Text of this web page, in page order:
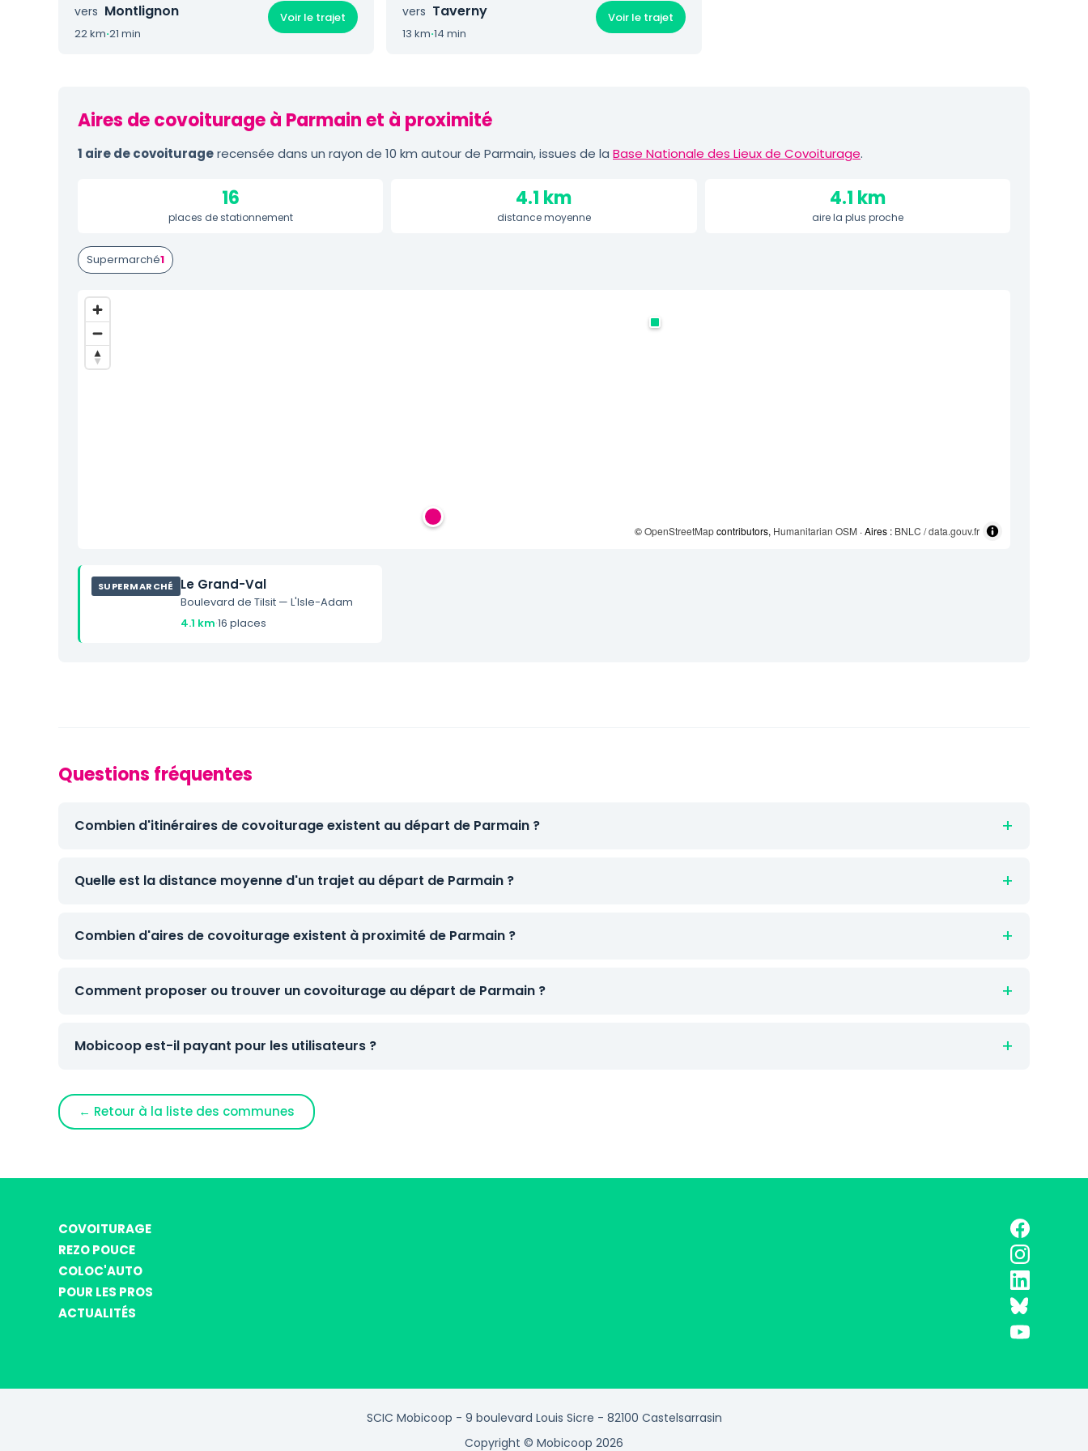
vers Montlignon
22 km·21 min
Voir le trajet vers Taverny
13 km·14 min
Voir le trajet
Aires de covoiturage à Parmain et à proximité
1 aire de covoituragerecensée dans un rayon de 10 km autour de Parmain, issues de la Base Nationale des Lieux de Covoiturage.
16
places de stationnement
4.1 km
distance moyenne
4.1 km
aire la plus proche
Supermarché1
©OpenStreetMapcontributors, Humanitarian OSM · Aires : BNLC / data.gouv.fr
SUPERMARCHÉ Le Grand-Val
Boulevard de Tilsit — L'Isle-Adam
4.1 km·16 places
Questions fréquentes
Combien d'itinéraires de covoiturage existent au départ de Parmain ?
Quelle est la distance moyenne d'un trajet au départ de Parmain ?
Combien d'aires de covoiturage existent à proximité de Parmain ?
Comment proposer ou trouver un covoiturage au départ de Parmain ?
Mobicoop est-il payant pour les utilisateurs ?
← Retour à la liste des communes
COVOITURAGE
REZO POUCE
COLOC'AUTO
POUR LES PROS
ACTUALITÉS
SCIC Mobicoop - 9 boulevard Louis Sicre - 82100 Castelsarrasin
Copyright © Mobicoop 2026